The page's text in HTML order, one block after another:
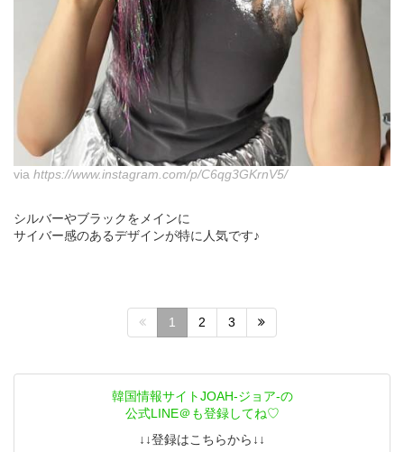
via https://www.instagram.com/p/C6qg3GKrnV5/
シルバーやブラックをメインに
サイバー感のあるデザインが特に人気です♪
1 2 3
韓国情報サイトJOAH-ジョア-の
公式LINE＠も登録してね♡
↓↓登録はこちらから↓↓